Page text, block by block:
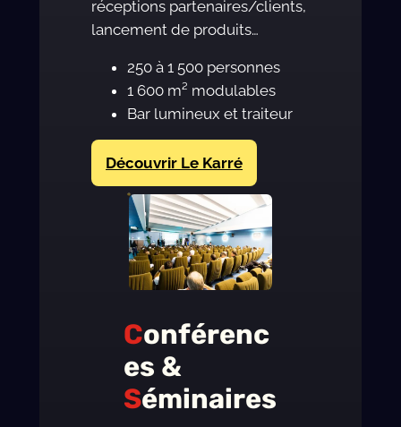
réceptions partenaires/clients,
lancement de produits…
250 à 1 500 personnes
1 600 m² modulables
Bar lumineux et traiteur
Découvrir Le Karré
Conférenc
es &
Séminaires